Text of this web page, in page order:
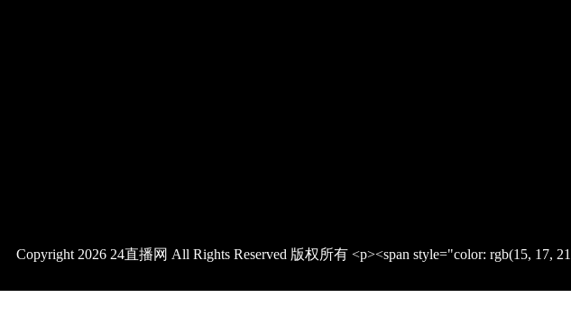
Copyright 2026 24直播网 All Rights Reserved 版权所有 <p><span style="color: rgb(15, 17,